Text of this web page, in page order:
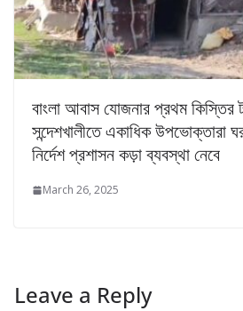
বাংলা আবাস যোজনার প্রথম কিস্তির
সন্দেশখালীতে একাধিক উপভোক্তারা
নির্দেশ প্রশাসন কড়া ব্যবস্থা নেবে
March 26, 2025
Leave a Reply